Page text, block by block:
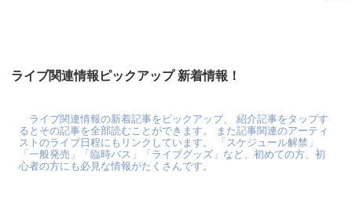
ライブ関連情報ピックアップ 新着情報！
ライブ関連情報の新着記事をピックアップ、 紹介記事をタップす
るとその記事を全部読むことができます。 また記事関連のアーティ
ストのライブ日程にもリンクしています。 「スケジュール解禁」
「一般発売」「臨時バス」「ライブグッズ」など、初めての方、初
心者の方にも必見な情報がたくさんです。